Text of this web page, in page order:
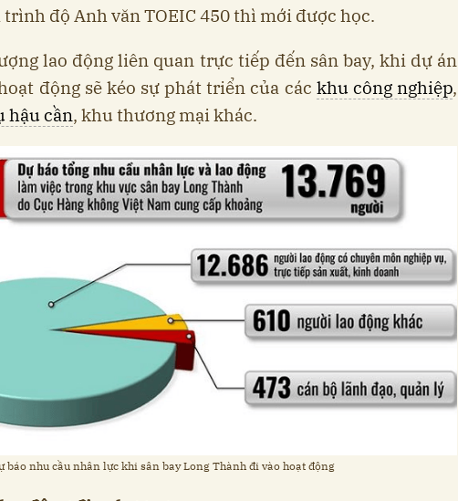
độ Anh văn TOEIC 450 thì mới được học.
lao động liên quan trực tiếp đến sân bay, khi dự án
động sẽ kéo sự phát triển của các khu công nghiệp,
hậu cần, khu thương mại khác.
báo nhu cầu nhân lực khi sân bay Long Thành đi vào hoạt động